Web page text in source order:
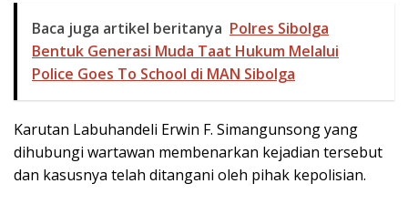
Baca juga artikel beritanya Polres Sibolga
Bentuk Generasi Muda Taat Hukum Melalui
Police Goes To School di MAN Sibolga
Karutan Labuhandeli Erwin F. Simangunsong yang
dihubungi wartawan membenarkan kejadian tersebut
dan kasusnya telah ditangani oleh pihak kepolisian.